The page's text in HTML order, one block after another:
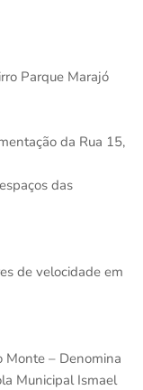
Parque Marajó
da Rua 15,
das
de velocidade em
Monte – Denomina
Municipal Ismael